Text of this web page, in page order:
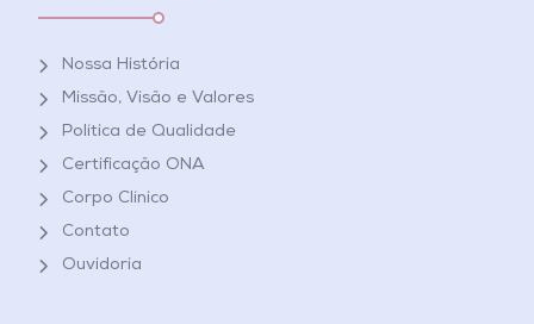
Nossa História
Missão, Visão e Valores
Política de Qualidade
Certificação ONA
Corpo Clínico
Contato
Ouvidoria